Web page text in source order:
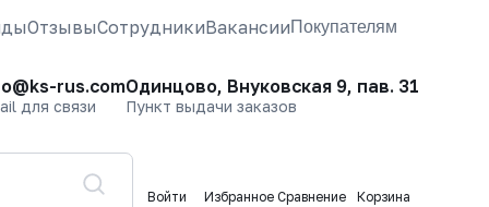
ОтзывыСотрудникиВакансииПокупателям
rus.com
для связи
Одинцово, Внуковская 9, пав. 31
Пункт выдачи заказов
Войти Избранное Сравнение Корзина